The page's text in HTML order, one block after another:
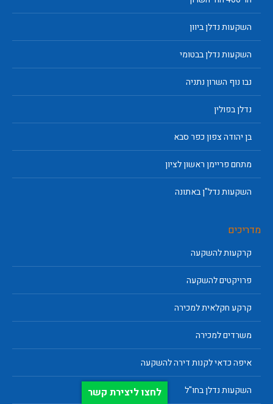
השקעות נדלן ביוון
השקעות נדלן בבטומי
נבו נוף השרון נתניה
נדלן בפולין
בן יהודה צפון כפר סבא
מתחם פריימן ראשון לציון
השקעות נדל"ן באתונה
מדריכים
קרקעות להשקעה
פרויקטים להשקעה
קרקע חקלאית למכירה
משרדים למכירה
איפה כדאי לקנות דירה להשקעה
השקעות נדלן בחו"ל לחצו ליצירת קשר